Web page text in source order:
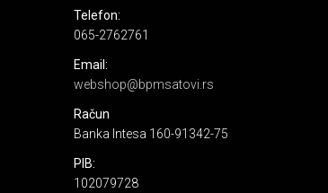
Telefon:
065-2762761
Email:
webshop@bpmsatovi.rs
Račun
Banka Intesa 160-91342-75
PIB:
102079728